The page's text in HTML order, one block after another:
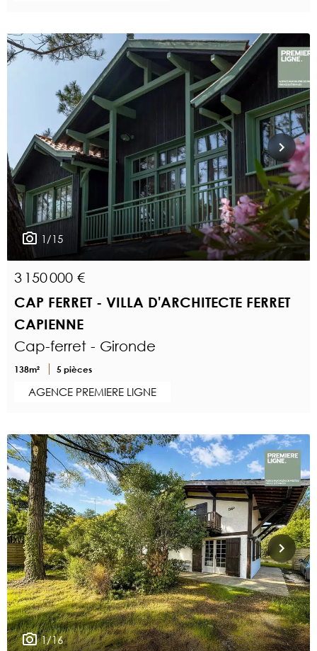
1/15
3 150 000 €
CAP FERRET - VILLA D'ARCHITECTE FERRET
CAPIENNE
Cap-ferret - Gironde
138m² 5 pièces
AGENCE PREMIERE LIGNE
1/16